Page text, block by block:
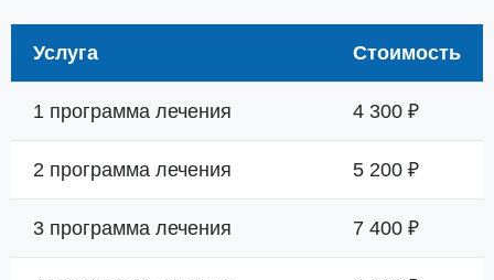
Услуга Стоимость
1 программа лечения 4 300 ₽
2 программа лечения 5 200 ₽
3 программа лечения 7 400 ₽